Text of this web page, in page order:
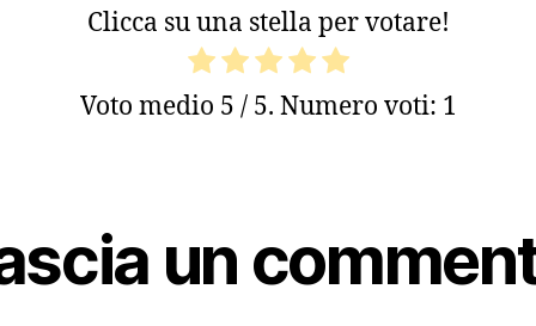
Clicca su una stella per votare!
Voto medio 5 / 5. Numero voti: 1
un